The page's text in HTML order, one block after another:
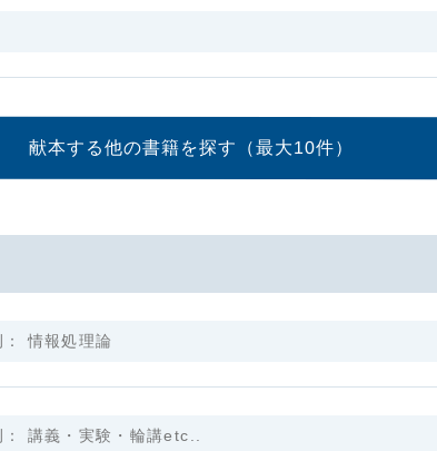
献本する他の書籍を探す （最大10件）